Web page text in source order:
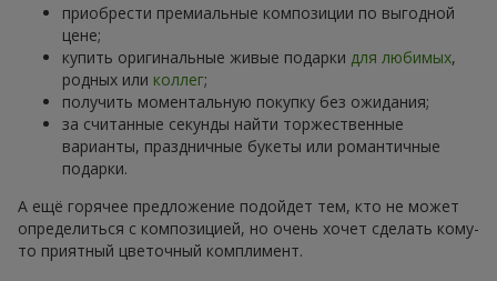
приобрести премиальные композиции по выгодной
цене;
купить оригинальные живые подарки для любимых,
родных или коллег;
получить моментальную покупку без ожидания;
за считанные секунды найти торжественные
варианты, праздничные букеты или романтичные
подарки.
А ещё горячее предложение подойдет тем, кто не может
определиться с композицией, но очень хочет сделать кому-
то приятный цветочный комплимент.